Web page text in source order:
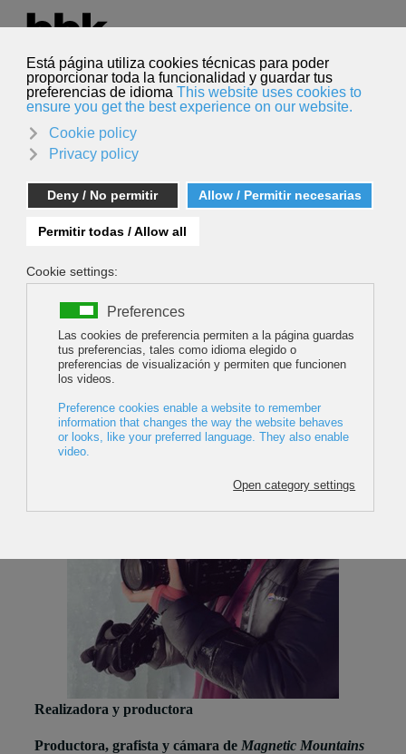
Seleccione su idioma
Español
Buscar
Menna Pritchard
Realizadora y productora
Productora, grafista y cámara de Magnetic Mountains